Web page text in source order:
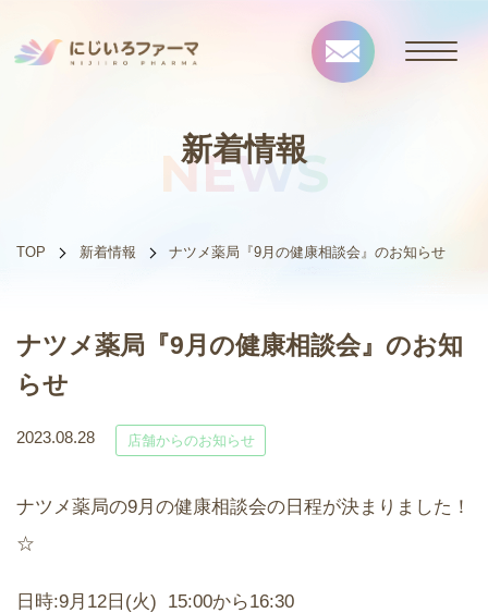
新着情報
NEWS
TOP 新着情報 ナツメ薬局『9月の健康相談会』のお知らせ
ナツメ薬局『9月の健康相談会』のお知
らせ
2023.08.28 店舗からのお知らせ
ナツメ薬局の9月の健康相談会の日程が決まりました！
☆
日時:9月12日(火) 15:00から16:30